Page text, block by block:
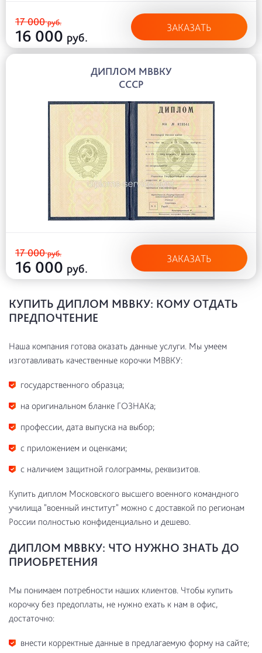
17 000руб.
16 000 руб.
ЗАКАЗАТЬ
ДИПЛОМ МВВКУ
СССР
17 000руб.
16 000 руб.
ЗАКАЗАТЬ
КУПИТЬ ДИПЛОМ МВВКУ: КОМУ ОТДАТЬ
ПРЕДПОЧТЕНИЕ
Наша компания готова оказать данные услуги. Мы умеем
изготавливать качественные корочки МВВКУ:
государственного образца;
на оригинальном бланке ГОЗНАКа;
профессии, дата выпуска на выбор;
с приложением и оценками;
с наличием защитной голограммы, реквизитов.
Купить диплом Московского высшего военного командного
училища "военный институт" можно с доставкой по регионам
России полностью конфиденциально и дешево.
ДИПЛОМ МВВКУ: ЧТО НУЖНО ЗНАТЬ ДО
ПРИОБРЕТЕНИЯ
Мы понимаем потребности наших клиентов. Чтобы купить
корочку без предоплаты, не нужно ехать к нам в офис,
достаточно:
внести корректные данные в предлагаемую форму на сайте;